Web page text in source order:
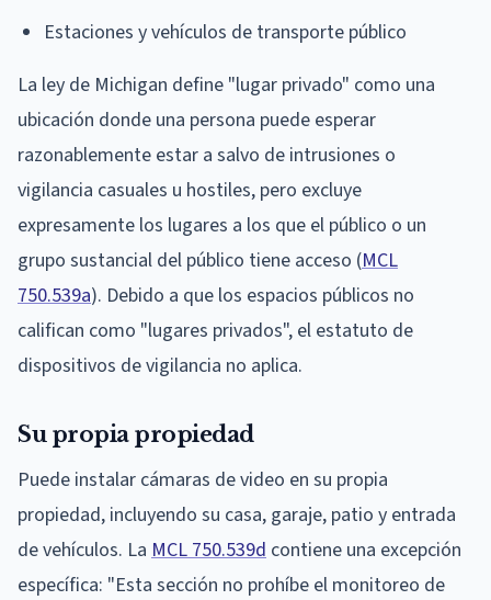
Estaciones y vehículos de transporte público
La ley de Michigan define "lugar privado" como una
ubicación donde una persona puede esperar
razonablemente estar a salvo de intrusiones o
vigilancia casuales u hostiles, pero excluye
expresamente los lugares a los que el público o un
grupo sustancial del público tiene acceso (MCL
750.539a). Debido a que los espacios públicos no
califican como "lugares privados", el estatuto de
dispositivos de vigilancia no aplica.
Su propia propiedad
Puede instalar cámaras de video en su propia
propiedad, incluyendo su casa, garaje, patio y entrada
de vehículos. La MCL 750.539d contiene una excepción
específica: "Esta sección no prohíbe el monitoreo de